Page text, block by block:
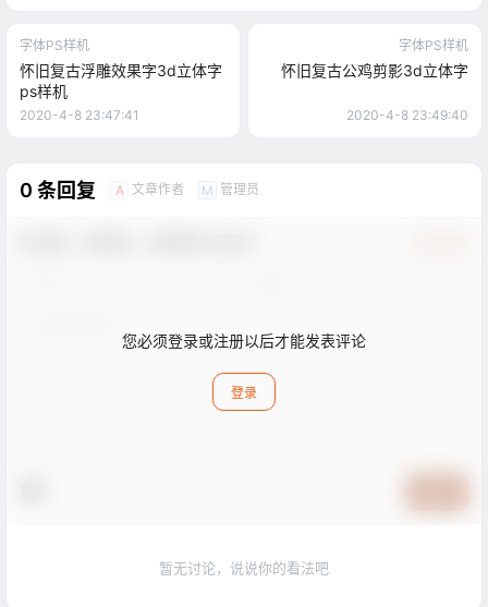
字体PS样机
怀旧复古浮雕效果字3d立体字
ps样机
2020-4-8 23:47:41
字体PS样机
怀旧复古公鸡剪影3d立体字
2020-4-8 23:49:40
0 条回复 A 文章作者 M 管理员
您必须登录或注册以后才能发表评论
登录
暂无讨论，说说你的看法吧